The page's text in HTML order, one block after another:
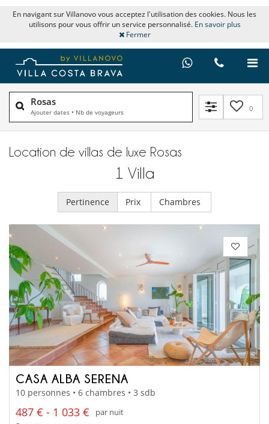
En navigant sur Villanovo vous acceptez l'utilisation des cookies. Nous les
utilisons pour vous offrir un service personnalisé. En savoir plus
Fermer
Rosas
Ajouter dates • Nb de voyageurs 0
Location de villas de luxe Rosas
1 Villa
Pertinence Prix Chambres
CASA ALBA SERENA
10 personnes • 6 chambres • 3 sdb
487 € - 1 033 €
par nuit